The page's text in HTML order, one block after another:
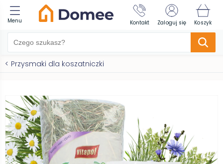
Menu Kontakt Zaloguj się Koszyk
< Przysmaki dla koszatniczki